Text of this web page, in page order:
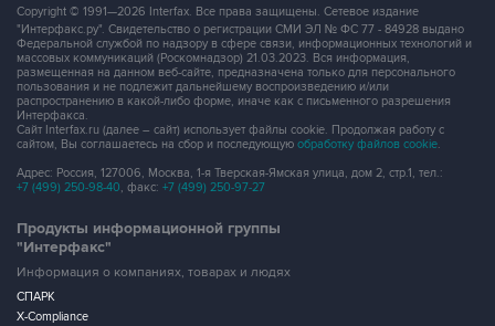
Copyright © 1991—2026 Interfax. Все права защищены. Сетевое издание
"Интерфакс.ру". Свидетельство о регистрации СМИ ЭЛ № ФС 77 - 84928 выдано
Федеральной службой по надзору в сфере связи, информационных технологий и
массовых коммуникаций (Роскомнадзор) 21.03.2023. Вся информация,
размещенная на данном веб-сайте, предназначена только для персонального
пользования и не подлежит дальнейшему воспроизведению и/или
распространению в какой-либо форме, иначе как с письменного разрешения
Интерфакса.
Сайт Interfax.ru (далее – сайт) использует файлы cookie. Продолжая работу с
сайтом, Вы соглашаетесь на сбор и последующую обработку файлов cookie.
Адрес: Россия, 127006, Москва, 1-я Тверская-Ямская улица, дом 2, стр.1, тел.:
+7 (499) 250-98-40, факс: +7 (499) 250-97-27
Продукты информационной группы
"Интерфакс"
Информация о компаниях, товарах и людях
СПАРК
X-Compliance